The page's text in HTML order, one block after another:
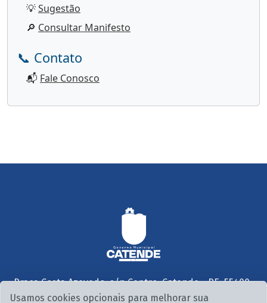
💡Sugestão
🔎 Consultar Manifesto
📞 Contato
📬 Fale Conosco
Praça Costa Azevedo, s/n Centro, Catende - PE, 55400-
000
Usamos cookies opcionais para melhorar sua